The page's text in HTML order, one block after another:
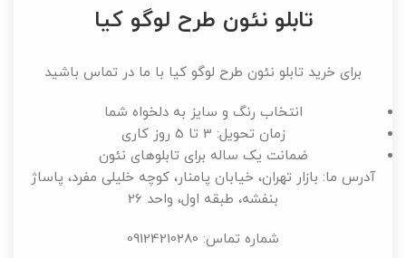
تابلو نئون طرح لوگو کیا
برای خرید تابلو نئون طرح لوگو کیا با ما در تماس باشید
انتخاب رنگ و سایز به دلخواه شما
زمان تحویل: 3 تا 5 روز کاری
ضمانت یک ساله برای تابلوهای نئون
آدرس ما: بازار تهران، خیابان پامنار، کوچه خلیلی مفرد، پاساژ
بنفشه، طبقه اول، واحد 26
شماره تماس: 09124210280